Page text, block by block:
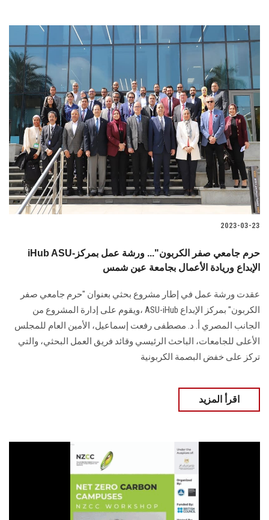
2023-03-23
iHub ASU-حرم جامعي صفر الكربون"... ورشة عمل بمركز
الإبداع وريادة الأعمال بجامعة عين شمس
عقدت ورشة عمل في إطار مشروع بحثي بعنوان "حرم جامعي صفر
الكربون" بمركز الإبداع ASU-iHub ،ويقوم على إدارة المشروع من
الجانب المصري أ. د. مصطفى رفعت إسماعيل، الأمين العام للمجلس
الأعلى للجامعات، الباحث الرئيسي وقائد فريق العمل البحثي، والتي
تركز على خفض البصمة الكربونية
اقرأ المزيد